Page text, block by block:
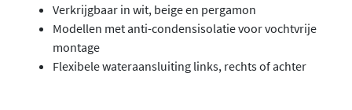
Verkrijgbaar in wit, beige en pergamon
Modellen met anti-condensisolatie voor vochtvrije
montage
Flexibele wateraansluiting links, rechts of achter